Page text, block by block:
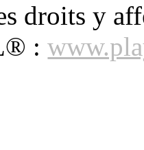
droits y
: